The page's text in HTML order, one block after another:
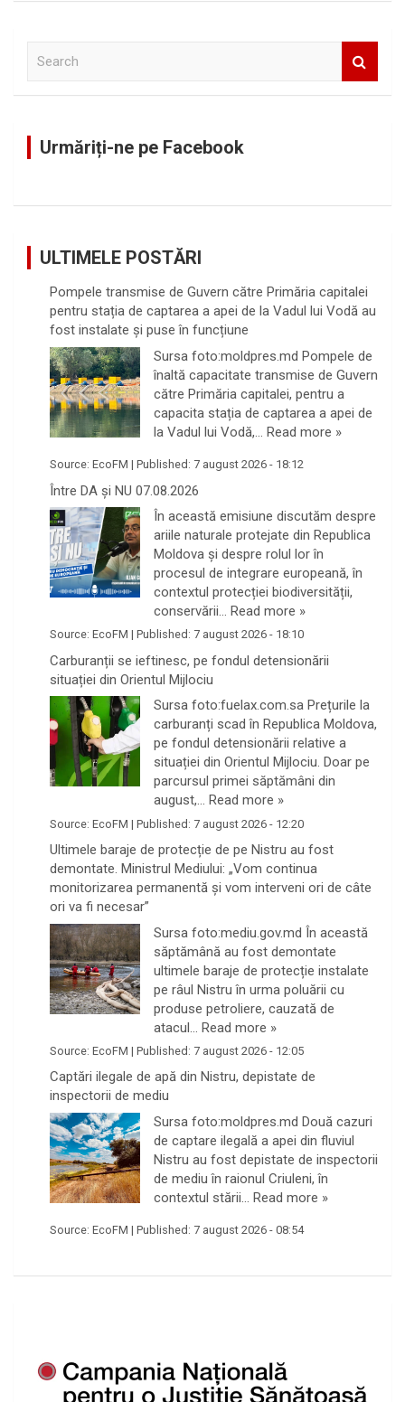
Urmăriți-ne pe Facebook
ULTIMELE POSTĂRI
Pompele transmise de Guvern către Primăria capitalei
pentru stația de captarea a apei de la Vadul lui Vodă au
fost instalate și puse în funcțiune
Sursa foto:moldpres.md Pompele de
înaltă capacitate transmise de Guvern
către Primăria capitalei, pentru a
capacita stația de captarea a apei de
la Vadul lui Vodă,… Read more »
Source: EcoFM | Published: 7 august 2026 - 18:12
Între DA și NU 07.08.2026
În această emisiune discutăm despre
ariile naturale protejate din Republica
Moldova și despre rolul lor în
procesul de integrare europeană, în
contextul protecției biodiversității,
conservării… Read more »
Source: EcoFM | Published: 7 august 2026 - 18:10
Carburanții se ieftinesc, pe fondul detensionării
situației din Orientul Mijlociu
Sursa foto:fuelax.com.sa Prețurile la
carburanți scad în Republica Moldova,
pe fondul detensionării relative a
situației din Orientul Mijlociu. Doar pe
parcursul primei săptămâni din
august,… Read more »
Source: EcoFM | Published: 7 august 2026 - 12:20
Ultimele baraje de protecție de pe Nistru au fost
demontate. Ministrul Mediului: „Vom continua
monitorizarea permanentă și vom interveni ori de câte
ori va fi necesar”
Sursa foto:mediu.gov.md În această
săptămână au fost demontate
ultimele baraje de protecție instalate
pe râul Nistru în urma poluării cu
produse petroliere, cauzată de
atacul… Read more »
Source: EcoFM | Published: 7 august 2026 - 12:05
Captări ilegale de apă din Nistru, depistate de
inspectorii de mediu
Sursa foto:moldpres.md Două cazuri
de captare ilegală a apei din fluviul
Nistru au fost depistate de inspectorii
de mediu în raionul Criuleni, în
contextul stării… Read more »
Source: EcoFM | Published: 7 august 2026 - 08:54